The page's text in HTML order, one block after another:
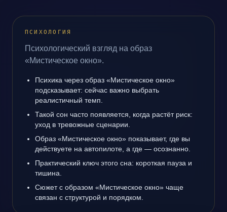
ПСИХОЛОГИЯ
Психологический взгляд на образ
«Мистическое окно».
Психика через образ «Мистическое окно»
подсказывает: сейчас важно выбрать
реалистичный темп.
Такой сон часто появляется, когда растёт риск:
уход в тревожные сценарии.
Образ «Мистическое окно» показывает, где вы
действуете на автопилоте, а где — осознанно.
Практический ключ этого сна: короткая пауза и
тишина.
Сюжет с образом «Мистическое окно» чаще
связан с структурой и порядком.